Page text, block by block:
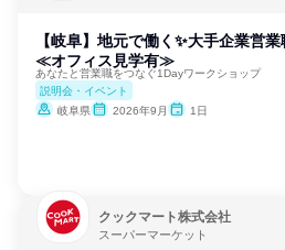
【岐阜】地元で働く✨大手企業営
≪オフィス見学有≫
あなたと営業職をつなぐ1Dayワークショップ
説明会・イベント
岐阜県
2026年9月 1日
クックマート株式会社
スーパーマーケット